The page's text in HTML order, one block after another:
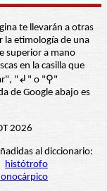
te llevarán a otras
la etimología de una
superior a mano
en la casilla que
"↲" o "⚲"
de Google abajo es
2026
al diccionario:
histótrofo